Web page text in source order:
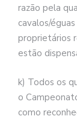
razão pela
cavalos/
proprietários
estão
k) Todos os
o
como